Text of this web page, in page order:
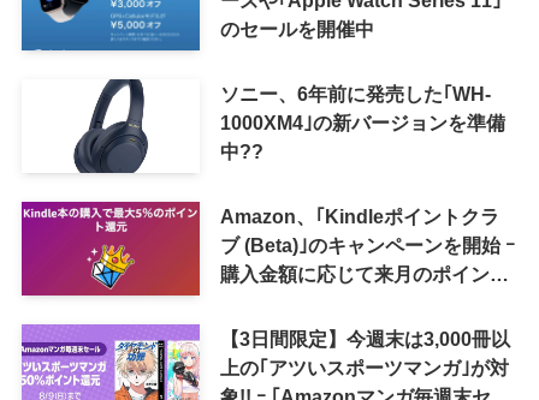
のセールを開催中
ソニー、6年前に発売した｢WH-
1000XM4｣の新バージョンを準備
中??
Amazon、｢Kindleポイントクラ
ブ (Beta)｣のキャンペーンを開始 ｰ
購入金額に応じて来月のポイント
【3日間限定】今週末は3,000冊以
上の｢アツいスポーツマンガ｣が対